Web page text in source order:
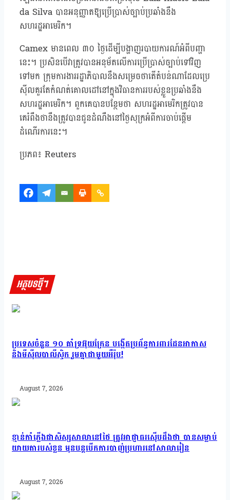
da Silva បានអនុញ្ញាតឱ្យប្រើប្រាស់ច្បាប់ប្រឆាំងនឹង
សហរដ្ឋអាមេរិក។
Camex មានពេល ៣០ ថ្ងៃដើម្បីបង្ហាញរបាយការណ៍អំពីបញ្ហា
នេះ។ ប្រសិនបើវាត្រូវបានអនុម័តលើការប្រើប្រាស់ច្បាប់ទៅវិញ
ទៅមក ក្រុមការងាររដ្ឋាភិបាលនឹងសម្រេចថាតើតំបន់ណាដែលប្រេ
ស៊ីលគួរតែកំណត់គោលដៅនៅក្នុងវិធានការរបស់ខ្លួនប្រឆាំងនឹង
សហរដ្ឋអាមេរិក។ ពួកគេបានបន្ថែមថា សហរដ្ឋអាមេរិកត្រូវបាន
គេរំពឹងថានឹងត្រូវបានជូនដំណឹងនៅថ្ងៃសុក្រអំពីការចាប់ផ្តើម
ដំណើរការនេះ។
ប្រភព៖ Reuters
អត្ថបទថ្មីៗ
ប្រទេសចំនួន ១០ គាំទ្រអ៊ុយក្រែន បង្កើតប្រព័ន្ធការពារដែនអាកាស
និងមីស៊ីលបាលីស្ទិក រួមគ្នាជាមួយអឺរ៉ុប!
August 7, 2026
ខ្មាន់កាំភ្លើងជាសិស្សសាលានៅថៃ ត្រូវអាជ្ញាធរស៊ើបដឹងថា បានសម្លាប់
យាយតារបស់ខ្លួន មុនបន្តបើកការបាញ់ប្រហារនៅសាលារៀន
August 7, 2026